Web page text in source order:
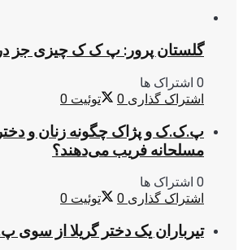
گلستان پرور: پ ک ک چیزی جز
0 اشتراک ها
اشتراک گذاری 0 توئیت 0
پ.ک.ک و پژاک چگونه زنان و
مسلحانه فریب می‌دهند؟
0 اشتراک ها
اشتراک گذاری 0 توئیت 0
تیرباران یک دختر گریلا از